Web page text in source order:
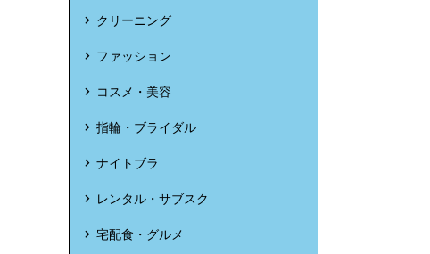
クリーニング
ファッション
コスメ・美容
指輪・ブライダル
ナイトブラ
レンタル・サブスク
宅配食・グルメ